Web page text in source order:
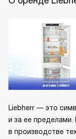
Liebherr — это
и за ее
в производстве